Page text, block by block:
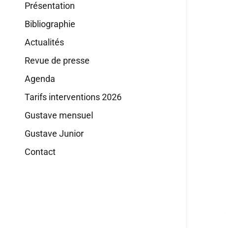
Présentation
Bibliographie
Actualités
Revue de presse
Agenda
Tarifs interventions 2026
Gustave mensuel
Gustave Junior
Contact